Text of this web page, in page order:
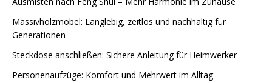
Massivholzmöbel: Langlebig, zeitlos und nachhaltig für
Generationen
Steckdose anschließen: Sichere Anleitung für Heimwerker
Personenaufzüge: Komfort und Mehrwert im Alltag